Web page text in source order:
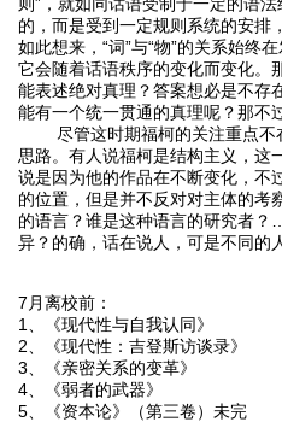
的，而是受到一定规则系统的安排
如此想来，“词”与“物”的关系始终
它会随着话语秩序的变化而变化。
能表述绝对真理？答案想必是不存
能有一个统一贯通的真理呢？那不
尽管这时期福柯的关注重点不在
思路。有人说福柯是结构主义，这
说是因为他的作品在不断变化，不
的位置，但是并不反对对主体的考
的语言？谁是这种语言的研究者
异？的确，话在说人，可是不同的
7月离校前：
1、《现代性与自我认同
2、《现代性：吉登斯访谈录
3、《亲密关系的变革》
4、《弱者的武器》
5、《资本论》（第三卷）